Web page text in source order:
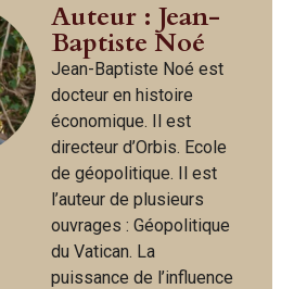
Auteur : Jean-
Baptiste Noé
Jean-Baptiste Noé est
docteur en histoire
économique. Il est
directeur d’Orbis. Ecole
de géopolitique. Il est
l’auteur de plusieurs
ouvrages : Géopolitique
du Vatican. La
puissance de l’influence